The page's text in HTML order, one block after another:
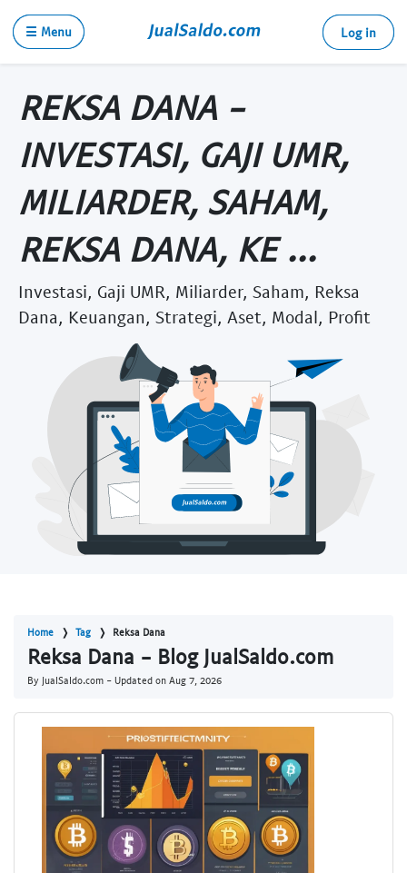
☰ Menu Log in
REKSA DANA -
INVESTASI, GAJI UMR,
MILIARDER, SAHAM,
REKSA DANA, KE ...
Investasi, Gaji UMR, Miliarder, Saham, Reksa
Dana, Keuangan, Strategi, Aset, Modal, Profit
Home Tag Reksa Dana
Reksa Dana - Blog JualSaldo.com
By JualSaldo.com - Updated on Aug 7, 2026